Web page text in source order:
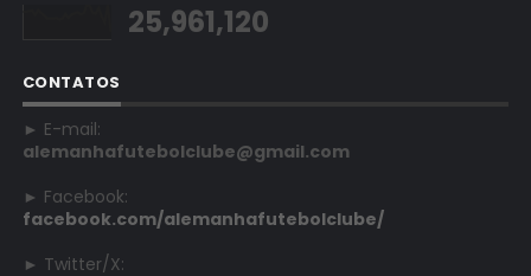
25,961,120
CONTATOS
► E-mail:
alemanhafutebolclube@gmail.com
► Facebook:
facebook.com/alemanhafutebolclube/
► Twitter/X: